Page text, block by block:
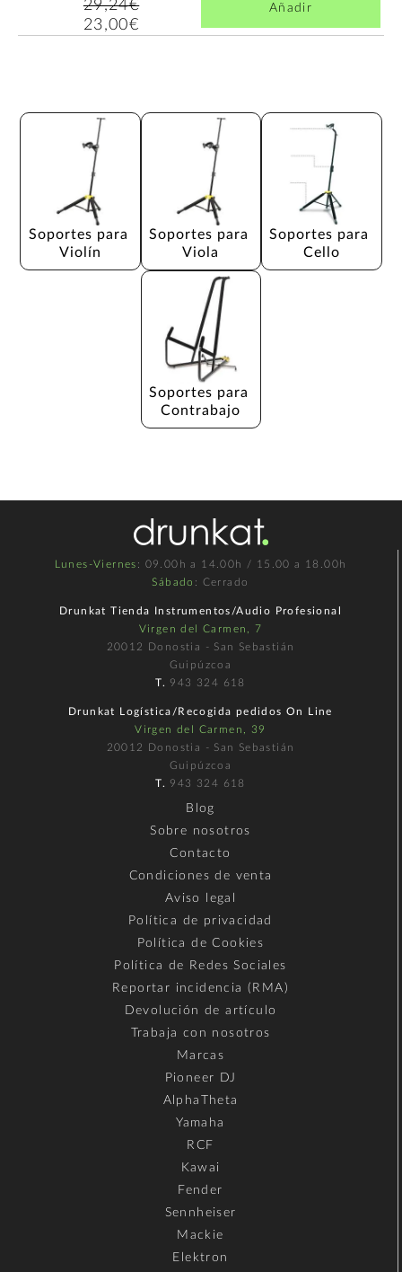
29,24€
23,00€
Añadir
Soportes para
Violín
Soportes para
Viola
Soportes para
Cello
Soportes para
Contrabajo
Lunes-Viernes : 09.00h a 14.00h / 15.00 a 18.00h
Sábado : Cerrado
Drunkat Tienda Instrumentos/Audio Profesional
Virgen del Carmen, 7
20012 Donostia - San Sebastián
Guipúzcoa
T. 943 324 618
Drunkat Logística/Recogida pedidos On Line
Virgen del Carmen, 39
20012 Donostia - San Sebastián
Guipúzcoa
T. 943 324 618
Blog
Sobre nosotros
Contacto
Condiciones de venta
Aviso legal
Política de privacidad
Política de Cookies
Política de Redes Sociales
Reportar incidencia (RMA)
Devolución de artículo
Trabaja con nosotros
Marcas
Pioneer DJ
AlphaTheta
Yamaha
RCF
Kawai
Fender
Sennheiser
Mackie
Elektron